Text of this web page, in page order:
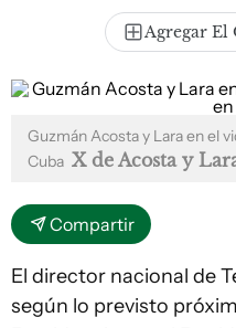
Agregar El
Guzmán Acosta y Lara en el
Cuba X de Acosta y
Compartir
El director nacional de
según lo previsto